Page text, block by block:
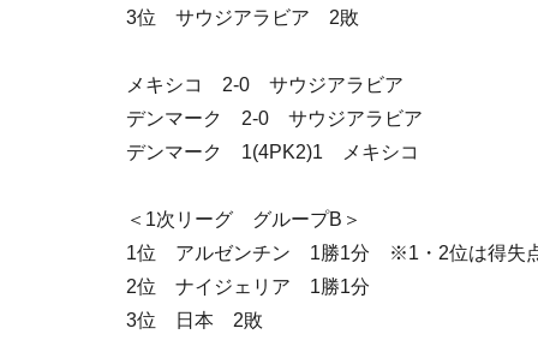
3位 サウジアラビア 2敗
メキシコ 2-0 サウジアラビア
デンマーク 2-0 サウジアラビア
デンマーク 1(4PK2)1 メキシコ
＜1次リーグ グループB＞
1位 アルゼンチン 1勝1分 ※1・2位は得失
2位 ナイジェリア 1勝1分
3位 日本 2敗